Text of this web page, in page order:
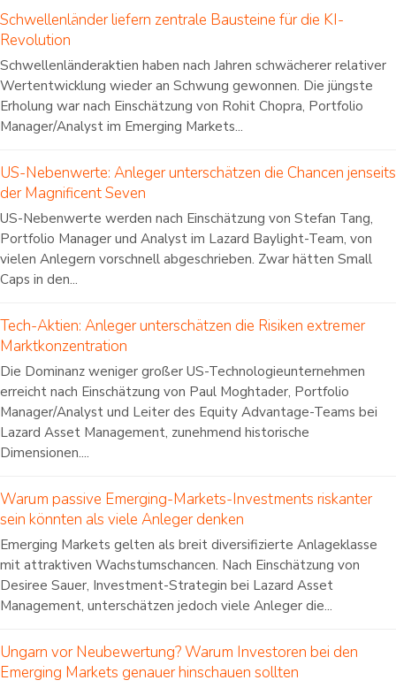
Schwellenländer liefern zentrale Bausteine für die KI-
Revolution
Schwellenländeraktien haben nach Jahren schwächerer relativer
Wertentwicklung wieder an Schwung gewonnen. Die jüngste
Erholung war nach Einschätzung von Rohit Chopra, Portfolio
Manager/Analyst im Emerging Markets...
US-Nebenwerte: Anleger unterschätzen die Chancen jenseits
der Magnificent Seven
US-Nebenwerte werden nach Einschätzung von Stefan Tang,
Portfolio Manager und Analyst im Lazard Baylight-Team, von
vielen Anlegern vorschnell abgeschrieben. Zwar hätten Small
Caps in den...
Tech-Aktien: Anleger unterschätzen die Risiken extremer
Marktkonzentration
Die Dominanz weniger großer US-Technologieunternehmen
erreicht nach Einschätzung von Paul Moghtader, Portfolio
Manager/Analyst und Leiter des Equity Advantage-Teams bei
Lazard Asset Management, zunehmend historische
Dimensionen....
Warum passive Emerging-Markets-Investments riskanter
sein könnten als viele Anleger denken
Emerging Markets gelten als breit diversifizierte Anlageklasse
mit attraktiven Wachstumschancen. Nach Einschätzung von
Desiree Sauer, Investment-Strategin bei Lazard Asset
Management, unterschätzen jedoch viele Anleger die...
Ungarn vor Neubewertung? Warum Investoren bei den
Emerging Markets genauer hinschauen sollten